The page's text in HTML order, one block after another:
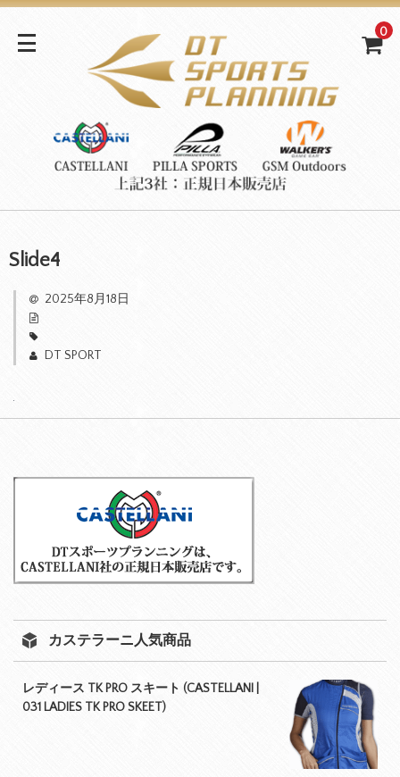
0
Slide4
2025年8月18日
DT SPORT
カステラーニ人気商品
レディース TK PRO スキート (CASTELLANI |
031 LADIES TK PRO SKEET)